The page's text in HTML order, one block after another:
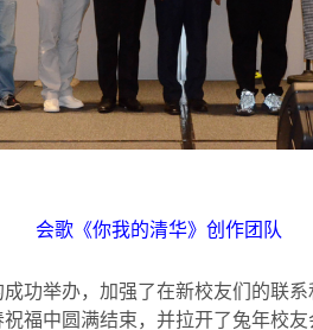
会歌《你我的清华》创作团队
功举办，加强了在新校友们的联
福中圆满结束，并拉开了兔年校友